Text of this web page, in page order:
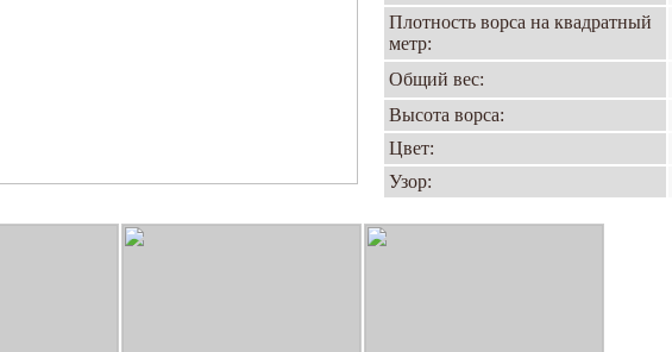
Плотность ворса на квадратный
метр:
Общий вес:
Высота ворса:
Цвет:
Узор: